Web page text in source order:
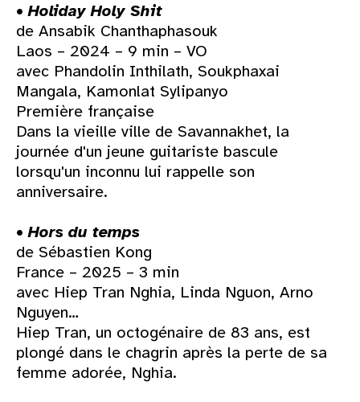
•Holiday Holy Shit
de Ansabik Chanthaphasouk
Laos – 2024 – 9 min – VO
avec Phandolin Inthilath, Soukphaxai
Mangala, Kamonlat Sylipanyo
Première française
Dans la vieille ville de Savannakhet, la
journée d'un jeune guitariste bascule
lorsqu'un inconnu lui rappelle son
anniversaire.
•Hors du temps
de Sébastien Kong
France – 2025 – 3 min
avec Hiep Tran Nghia, Linda Nguon, Arno
Nguyen…
Hiep Tran, un octogénaire de 83 ans, est
plongé dans le chagrin après la perte de sa
femme adorée, Nghia.